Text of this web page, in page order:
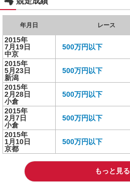
年月日 レース
2015年
7月19日
中京
500万円以下
2015年
5月23日
新潟
500万円以下
2015年
2月28日
小倉
500万円以下
2015年
2月7日
小倉
500万円以下
2015年
1月10日
京都
500万円以下
もっと見る